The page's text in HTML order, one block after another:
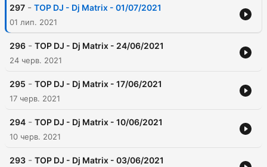
297 - TOP DJ - Dj Matrix - 01/07/2021
01 лип. 2021
296 - TOP DJ - Dj Matrix - 24/06/2021
24 черв. 2021
295 - TOP DJ - Dj Matrix - 17/06/2021
17 черв. 2021
294 - TOP DJ - Dj Matrix - 10/06/2021
10 черв. 2021
293 - TOP DJ - Dj Matrix - 03/06/2021